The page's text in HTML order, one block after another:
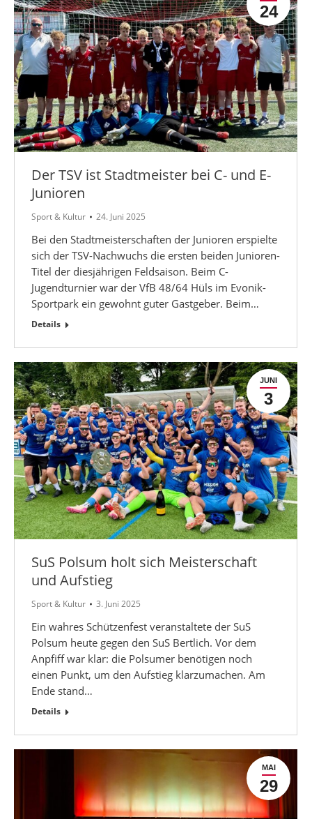
24
Der TSV ist Stadtmeister bei C- und E-
Junioren
Sport & Kultur 24. Juni 2025
Bei den Stadtmeisterschaften der Junioren erspielte
sich der TSV-Nachwuchs die ersten beiden Junioren-
Titel der diesjährigen Feldsaison. Beim C-
Jugendturnier war der VfB 48/64 Hüls im Evonik-
Sportpark ein gewohnt guter Gastgeber. Beim…
Details
JUNI
3
SuS Polsum holt sich Meisterschaft
und Aufstieg
Sport & Kultur 3. Juni 2025
Ein wahres Schützenfest veranstaltete der SuS
Polsum heute gegen den SuS Bertlich. Vor dem
Anpfiff war klar: die Polsumer benötigen noch
einen Punkt, um den Aufstieg klarzumachen. Am
Ende stand…
Details
MAI
29